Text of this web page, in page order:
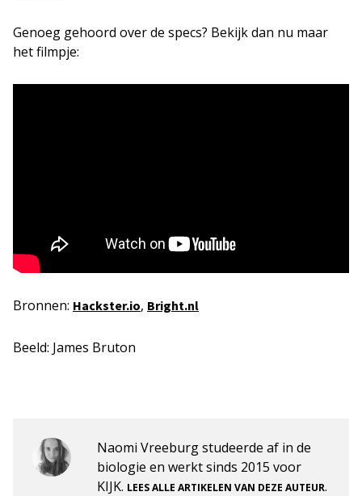
Genoeg gehoord over de specs? Bekijk dan nu maar
het filmpje:
Bronnen: Hackster.io, Bright.nl
Beeld: James Bruton
Naomi Vreeburg studeerde af in de
biologie en werkt sinds 2015 voor
KIJK. LEES ALLE ARTIKELEN VAN DEZE AUTEUR.